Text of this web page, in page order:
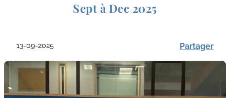
Sept à Dec 2025
13-09-2025 Partager